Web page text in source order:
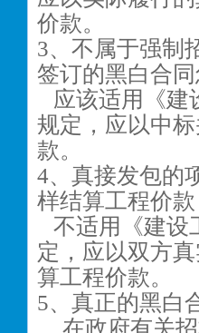
价款。
3、不属于强制
签订的黑白合
应该适用《建
规定，应以中
款。
4、真接发包的
样结算工程价款
不适用《建设
定，应以双方
算工程价款。
5、真正的黑白
在政府有关